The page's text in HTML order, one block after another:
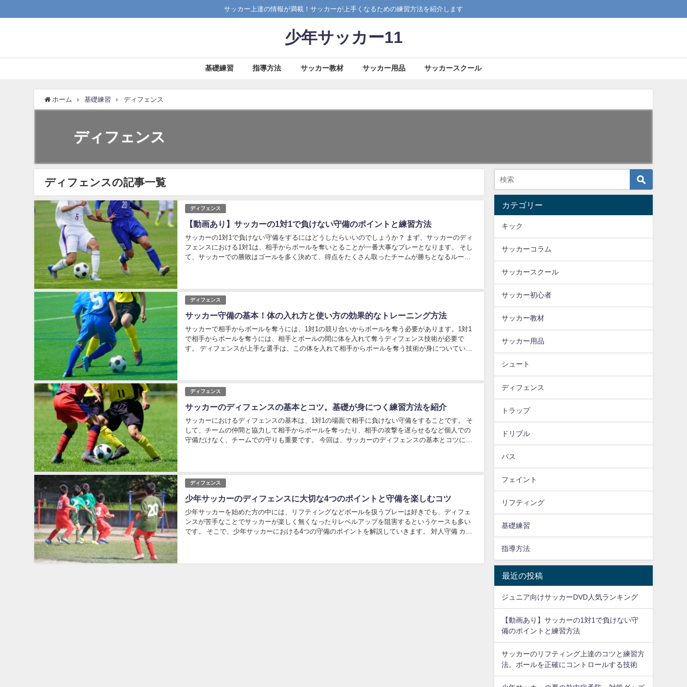
サッカー上達の情報が満載！サッカーが上手くなるための練習方法を紹介します
少年サッカー11
基礎練習 指導方法 サッカー教材 サッカー用品 サッカースクール
ホーム 基礎練習 ディフェンス
ディフェンス
ディフェンスの記事一覧
ディフェンス
【動画あり】サッカーの1対1で負けない守備のポイントと練習方法
サッカーの1対1で負けない守備をするにはどうしたらいいのでしょうか？ まず、サッカーのディ
フェンスにおける1対1は、相手からボールを奪いとることが一番大事なプレーとなります。 そし
て、サッカーでの勝敗はゴールを多く決めて、得点をたくさん取ったチームが勝ちとなるルール
ディフェンス
サッカー守備の基本！体の入れ方と使い方の効果的なトレーニング方法
サッカーで相手からボールを奪うには、1対1の競り合いからボールを奪う必要があります。1対1
で相手からボールを奪うには、相手とボールの間に体を入れて奪うディフェンス技術が必要で
す。 ディフェンスが上手な選手は、この体を入れて相手からボールを奪う技術が身についている
ディフェンス
サッカーのディフェンスの基本とコツ。基礎が身につく練習方法を紹介
サッカーにおけるディフェンスの基本は、1対1の場面で相手に負けない守備をすることです。 そ
して、チームの仲間と協力して相手からボールを奪ったり、相手の攻撃を遅らせるなど個人での
守備だけなく、チームでの守りも重要です。 今回は、サッカーのディフェンスの基本とコツにつ
ディフェンス
少年サッカーのディフェンスに大切な4つのポイントと守備を楽しむコツ
少年サッカーを始めた方の中には、リフティングなどボールを扱うプレーは好きでも、ディフェ
ンスが苦手なことでサッカーが楽しく無くなったりレベルアップを阻害するというケースも多い
です。 そこで、少年サッカーにおける4つの守備のポイントを解説していきます。 対人守備 カバ
カテゴリー
キック
サッカーコラム
サッカースクール
サッカー初心者
サッカー教材
サッカー用品
シュート
ディフェンス
トラップ
ドリブル
パス
フェイント
リフティング
基礎練習
指導方法
最近の投稿
ジュニア向けサッカーDVD人気ランキング
【動画あり】サッカーの1対1で負けない守
備のポイントと練習方法
サッカーのリフティング上達のコツと練習方
法。ボールを正確にコントロールする技術